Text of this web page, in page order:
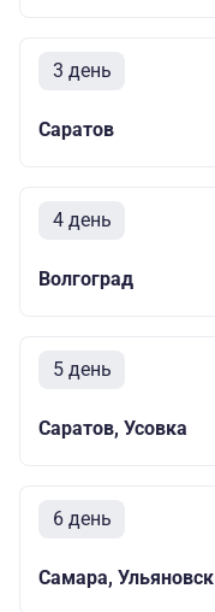
3 день
Саратов
4 день
Волгоград
5 день
Саратов, Усовка
6 день
Самара, Ульяновск